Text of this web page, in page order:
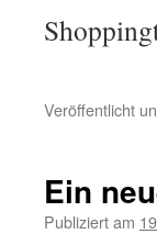
Veröffentlicht
Ein
Publiziert am